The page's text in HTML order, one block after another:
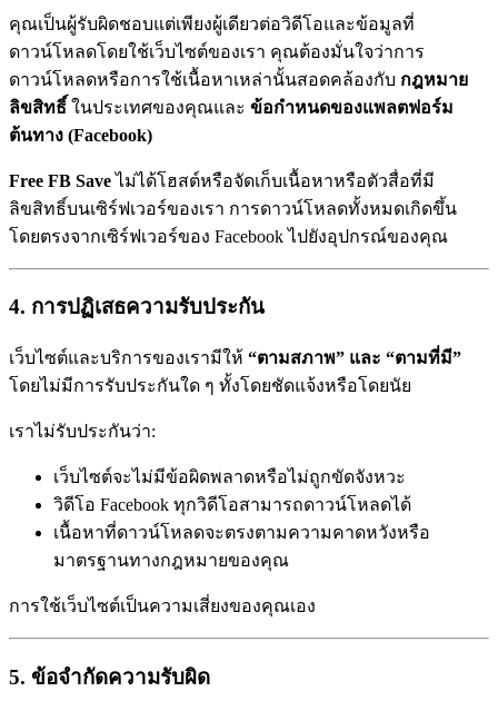
คุณเป็นผู้รับผิดชอบแต่เพียงผู้เดียวต่อวิดีโอและข้อมูลที่
ดาวน์โหลดโดยใช้เว็บไซต์ของเรา คุณต้องมั่นใจว่าการ
ดาวน์โหลดหรือการใช้เนื้อหาเหล่านั้นสอดคล้องกับ กฎหมาย
ลิขสิทธิ์ ในประเทศของคุณและ ข้อกำหนดของแพลตฟอร์ม
ต้นทาง (Facebook)
Free FB Saveไม่ได้โฮสต์หรือจัดเก็บเนื้อหาหรือตัวสื่อที่มี
ลิขสิทธิ์บนเซิร์ฟเวอร์ของเรา การดาวน์โหลดทั้งหมดเกิดขึ้น
โดยตรงจากเซิร์ฟเวอร์ของ Facebook ไปยังอุปกรณ์ของคุณ
4. การปฏิเสธความรับประกัน
เว็บไซต์และบริการของเรามีให้ “ตามสภาพ” และ “ตามที่มี”
โดยไม่มีการรับประกันใด ๆ ทั้งโดยชัดแจ้งหรือโดยนัย
เราไม่รับประกันว่า:
เว็บไซต์จะไม่มีข้อผิดพลาดหรือไม่ถูกขัดจังหวะ
วิดีโอ Facebook ทุกวิดีโอสามารถดาวน์โหลดได้
เนื้อหาที่ดาวน์โหลดจะตรงตามความคาดหวังหรือ
มาตรฐานทางกฎหมายของคุณ
การใช้เว็บไซต์เป็นความเสี่ยงของคุณเอง
5. ข้อจำกัดความรับผิด